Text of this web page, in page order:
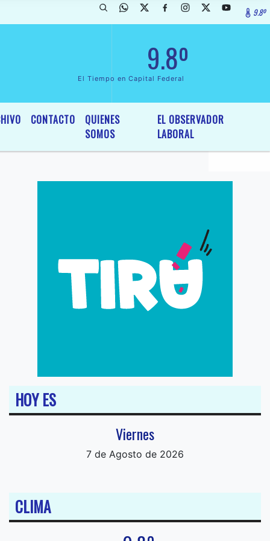
InterÃ©s General y Legislativo, por Ordenanza NÂº 6236/19 del9.8º
9.8º
El Tiempo en Capital Federal
CONTACTO
QUIENES
SOMOS
EL OBSERVADOR
LABORAL
HOY ES
Viernes
7 de Agosto de 2026
CLIMA